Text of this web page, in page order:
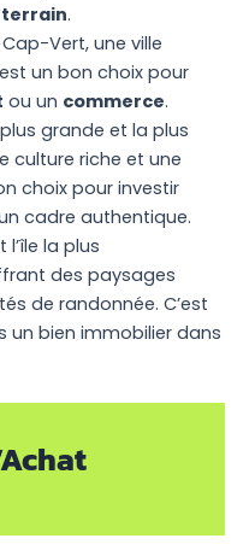
terrain.
Vert, une ville
un bon choix pour
ou un commerce.
grande et la plus
culture riche et une
choix pour investir
cadre authentique.
la plus
des paysages
de randonnée. C’est
un bien immobilier dans